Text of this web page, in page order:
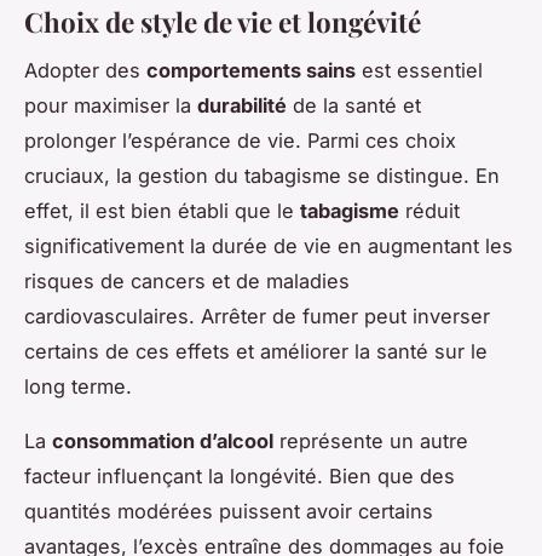
Choix de style de vie et longévité
Adopter des comportements sains est essentiel
pour maximiser la durabilité de la santé et
prolonger l’espérance de vie. Parmi ces choix
cruciaux, la gestion du tabagisme se distingue. En
effet, il est bien établi que le tabagisme réduit
significativement la durée de vie en augmentant les
risques de cancers et de maladies
cardiovasculaires. Arrêter de fumer peut inverser
certains de ces effets et améliorer la santé sur le
long terme.
La consommation d’alcool représente un autre
facteur influençant la longévité. Bien que des
quantités modérées puissent avoir certains
avantages, l’excès entraîne des dommages au foie